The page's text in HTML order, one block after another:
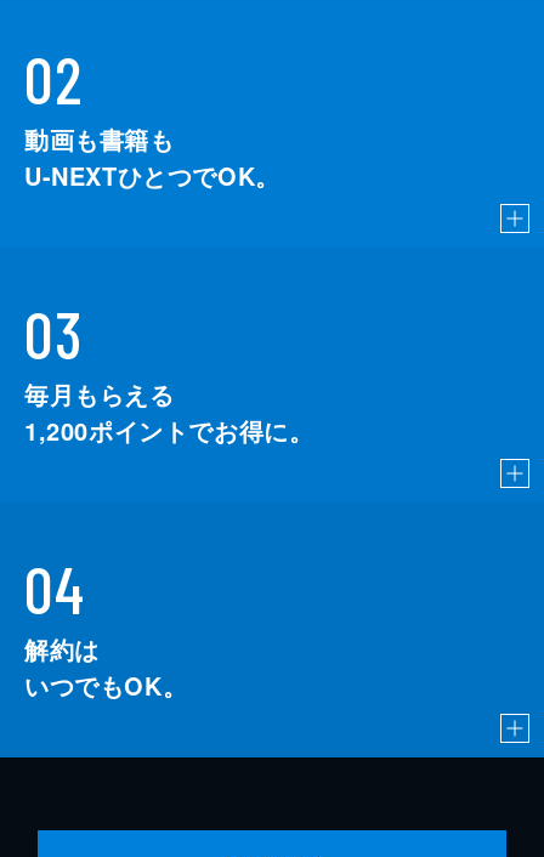
02
動画も書籍も
U-NEXTひとつでOK。
03
毎月もらえる
1,200ポイントでお得に。
04
解約は
いつでもOK。